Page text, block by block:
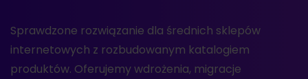
Sprawdzone rozwiązanie dla średnich sklepów
internetowych z rozbudowanym katalogiem
produktów. Oferujemy wdrożenia, migracje